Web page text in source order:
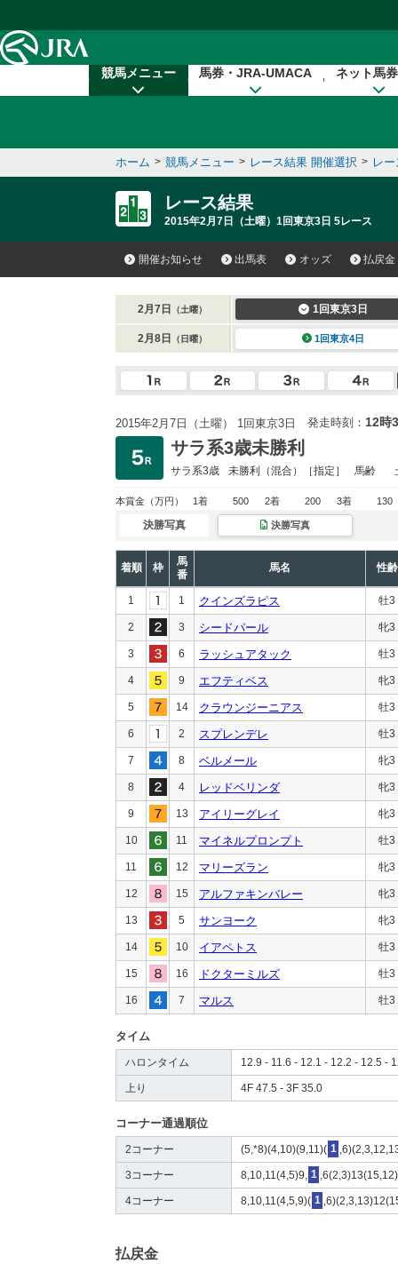
競馬メニュー 馬券・JRA-UMACA ネット馬
ホーム > 競馬メニュー > レース結果 開催選択 > レ
レース結果
2015年2月7日（土曜）1回東京3日 5レース
開催お知らせ 出馬表 オッズ 払戻金
2月7日 （土曜） 1回東京3日
2月8日 （日曜） 1回東京4日
2015年2月7日（土曜） 1回東京3日 発走時刻： 12時
サラ系3歳未勝利
サラ系3歳 未勝利 （混合）［指定］ 馬齢
本賞金 （万円） 1着 500 2着 200 3着 130
決勝写真 決勝写真
着順 枠
馬
番
馬名 性齢
1 1 クインズラピス 牡3
2 3 シードパール 牝3
3 6 ラッシュアタック 牡3
4 9 エフティベス 牝3
5 14 クラウンジーニアス 牡3
6 2 スプレンデレ 牡3
7 8 ベルメール 牝3
8 4 レッドベリンダ 牝3
9 13 アイリーグレイ 牝3
10 11 マイネルプロンプト 牡3
11 12 マリーズラン 牝3
12 15 アルファキンバレー 牝3
13 5 サンヨーク 牝3
14 10 イアペトス 牡3
15 16 ドクターミルズ 牡3
16 7 マルス 牡3
タイム
ハロンタイム 12.9 - 11.6 - 12.1 - 12.2 - 12.5 -
上り 4F 47.5 - 3F 35.0
コーナー通過順位
2コーナー (5,*8)(4,10)(9,11)( 1
3コーナー 8,10,11(4,5)9, 1
4コーナー 8,10,11(4,5,9)( 1
払戻金